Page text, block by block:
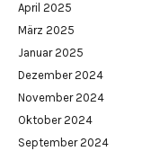
April 2025
März 2025
Januar 2025
Dezember 2024
November 2024
Oktober 2024
September 2024